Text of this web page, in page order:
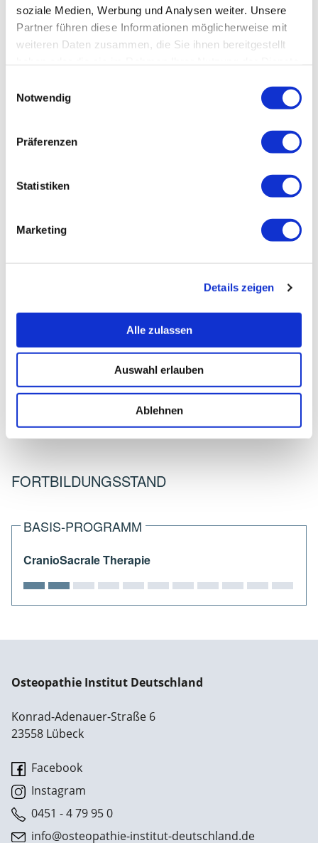
soziale Medien, Werbung und Analysen weiter. Unsere
Partner führen diese Informationen möglicherweise mit
weiteren Daten zusammen, die Sie ihnen bereitgestellt
Notwendig
Präferenzen
Statistiken
Marketing
Details zeigen
Alle zulassen
Auswahl erlauben
Ablehnen
KARNATZ, LENA
Campus Praxis für Physiotherapie
0431-2104940
FORTBILDUNGSSTAND
BASIS-PROGRAMM
CranioSacrale Therapie
Osteopathie Institut Deutschland
Konrad-Adenauer-Straße 6
23558 Lübeck
Facebook
Instagram
0451 - 4 79 95 0
info@osteopathie-institut-deutschland.de